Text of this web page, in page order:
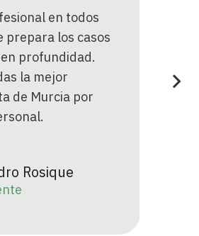
en todos
prepara los casos
profundidad.
la mejor
de Murcia por
Rosique
que